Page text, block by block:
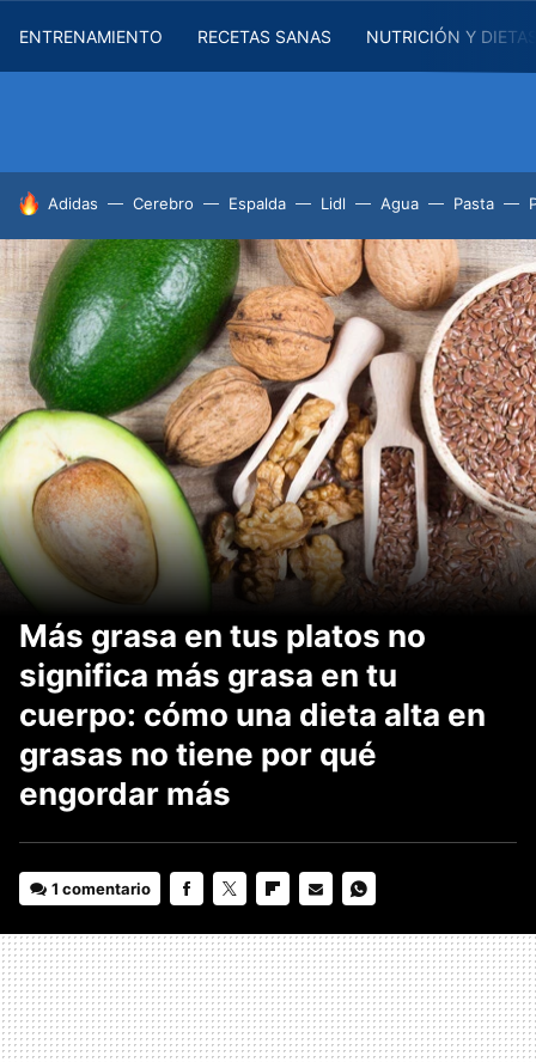
ENTRENAMIENTO RECETAS SANAS NUTRICIÓN Y
HOY SE HABLA DE
Adidas Cerebro Espalda Lidl Agua Pasta
Más grasa en tus platos no
significa más grasa en tu
cuerpo: cómo una dieta alta en
grasas no tiene por qué
engordar más
1 comentario
MAIL